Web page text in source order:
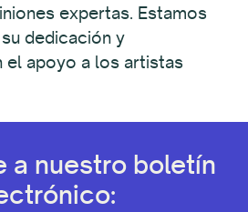
expertas. Estamos
dedicación y
apoyo a los artistas
a nuestro boletín